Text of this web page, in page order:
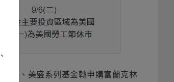
金、美盛系列基金轉申購富蘭克林